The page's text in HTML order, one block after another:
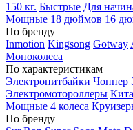
150 кг. Быстрые Для
Мощные 18 дюймов 16
По бренду
Inmotion Kingsong Gotway
Моноколеса
По характеристикам
Электропитбайки Чоппер
Электромотороллеры
Мощные 4 колеса
По бренду